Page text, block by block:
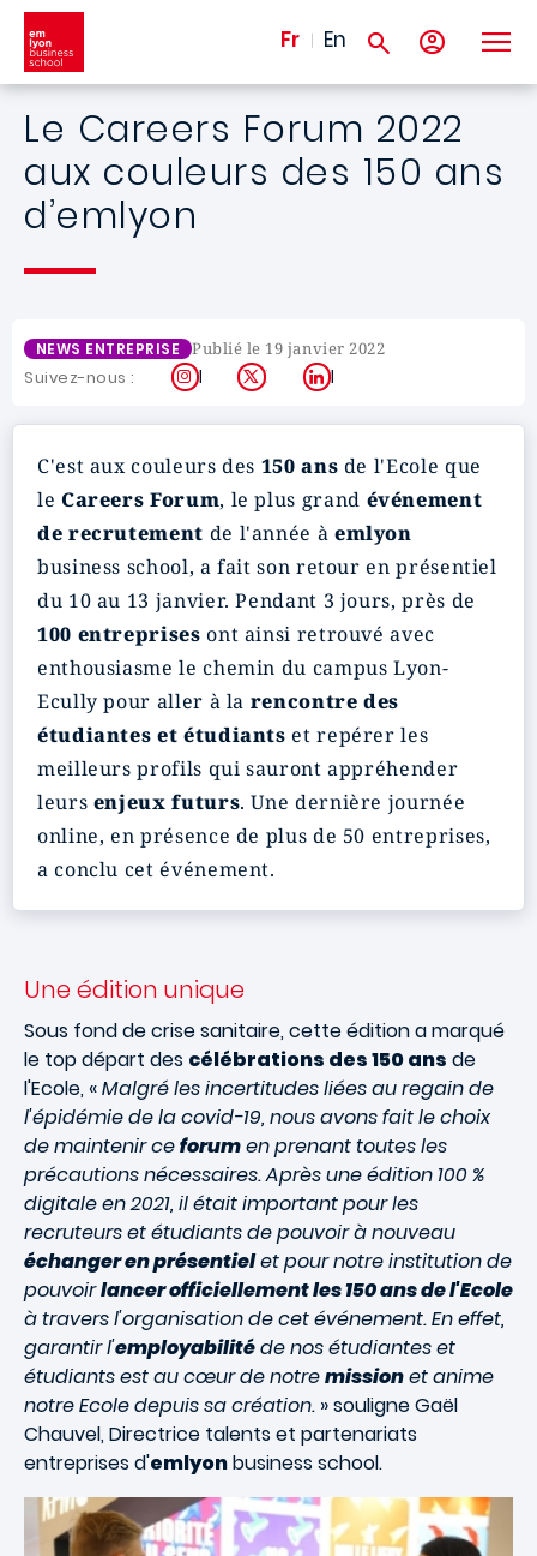
Aller au contenu principal
Fr En
Le Careers Forum 2022
aux couleurs des 150 ans
d’emlyon
NEWS ENTREPRISE Publié le 19 janvier 2022
Suivez-nous : Instagram
X LinkedIn
C'est aux couleurs des 150 ans de l'Ecole que
le Careers Forum, le plus grand événement
de recrutement de l'année à emlyon
business school, a fait son retour en présentiel
du 10 au 13 janvier. Pendant 3 jours, près de
100 entreprises ont ainsi retrouvé avec
enthousiasme le chemin du campus Lyon-
Ecully pour aller à la rencontre des
étudiantes et étudiants et repérer les
meilleurs profils qui sauront appréhender
leurs enjeux futurs. Une dernière journée
online, en présence de plus de 50 entreprises,
a conclu cet événement.
Une édition unique
Sous fond de crise sanitaire, cette édition a marqué
le top départ des célébrations des 150 ans de
l'Ecole, «Malgré les incertitudes liées au regain de
l'épidémie de la covid-19, nous avons fait le choix
de maintenir ceforumen prenant toutes les
précautions nécessaires. Après une édition 100 %
digitale en 2021, il était important pour les
recruteurs et étudiants de pouvoir à nouveau
échanger en présentielet pour notre institution de
pouvoirlancer officiellement les 150 ans de l'Ecole
à travers l'organisation de cet événement. En effet,
garantir l'employabilitéde nos étudiantes et
étudiants est au cœur de notremissionet anime
notre Ecole depuis sa création. » souligne Gaël
Chauvel, Directrice talents et partenariats
entreprises d'emlyonbusiness school.